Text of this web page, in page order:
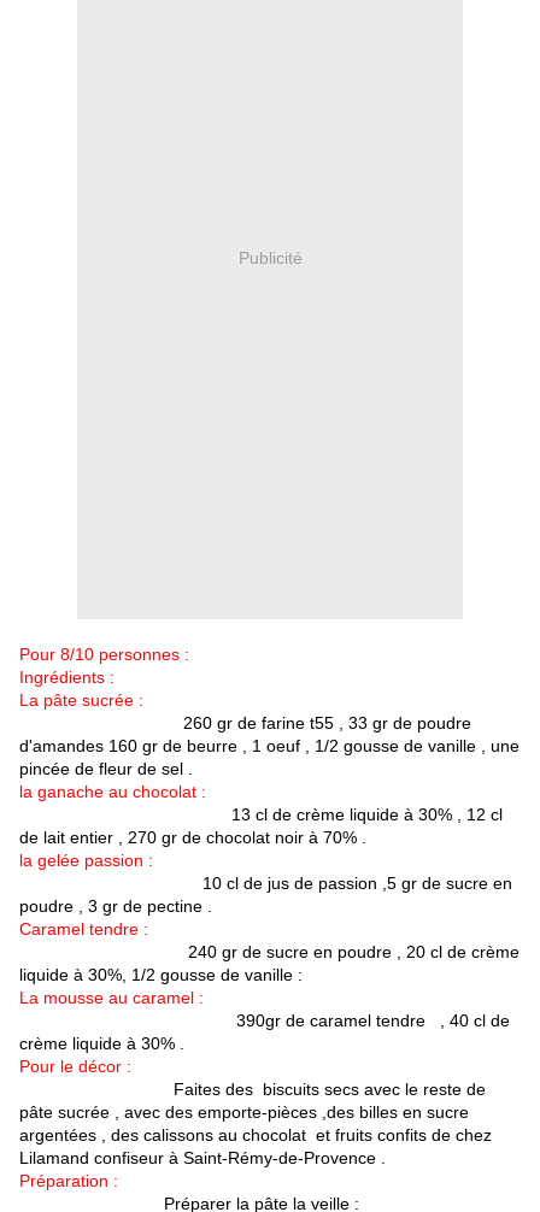
Publicité
Pour 8/10 personnes :
Ingrédients :
La pâte sucrée :
260 gr de farine t55 , 33 gr de poudre
d'amandes 160 gr de beurre , 1 oeuf , 1/2 gousse de vanille , une
pincée de fleur de sel .
la ganache au chocolat :
13 cl de crème liquide à 30% , 12 cl
de lait entier , 270 gr de chocolat noir à 70% .
la gelée passion :
10 cl de jus de passion ,5 gr de sucre en
poudre , 3 gr de pectine .
Caramel tendre :
240 gr de sucre en poudre , 20 cl de crème
liquide à 30%, 1/2 gousse de vanille :
La mousse au caramel :
390gr de caramel tendre , 40 cl de
crème liquide à 30% .
Pour le décor :
Faites des biscuits secs avec le reste de
pâte sucrée , avec des emporte-pièces ,des billes en sucre
argentées , des calissons au chocolat et fruits confits de chez
Lilamand confiseur à Saint-Rémy-de-Provence .
Préparation :
Préparer la pâte la veille :